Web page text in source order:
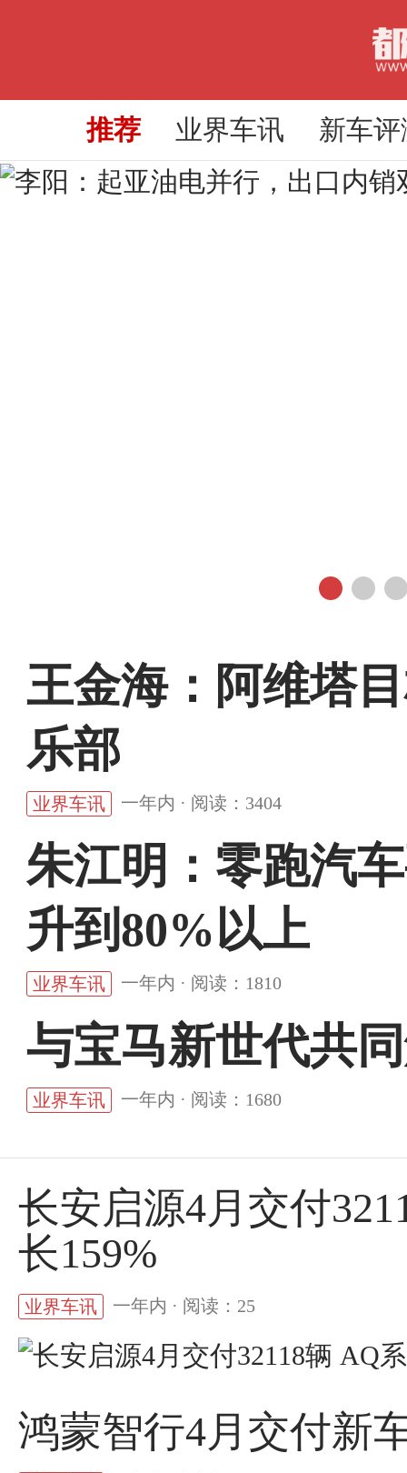
推荐 业界车讯 新车评
王金海：阿维塔
乐部
业界车讯 一年内 · 阅读：3404
朱江明：零跑汽
升到80%以上
业界车讯 一年内 · 阅读：1810
与宝马新世代共
业界车讯 一年内 · 阅读：1680
长安启源4月交付
长159%
业界车讯 一年内 · 阅读：25
鸿蒙智行4月交付新